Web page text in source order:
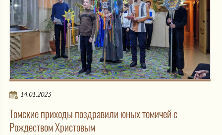
14.01.2023
Томские приходы поздравили юных томичей с
Рождеством Христовым